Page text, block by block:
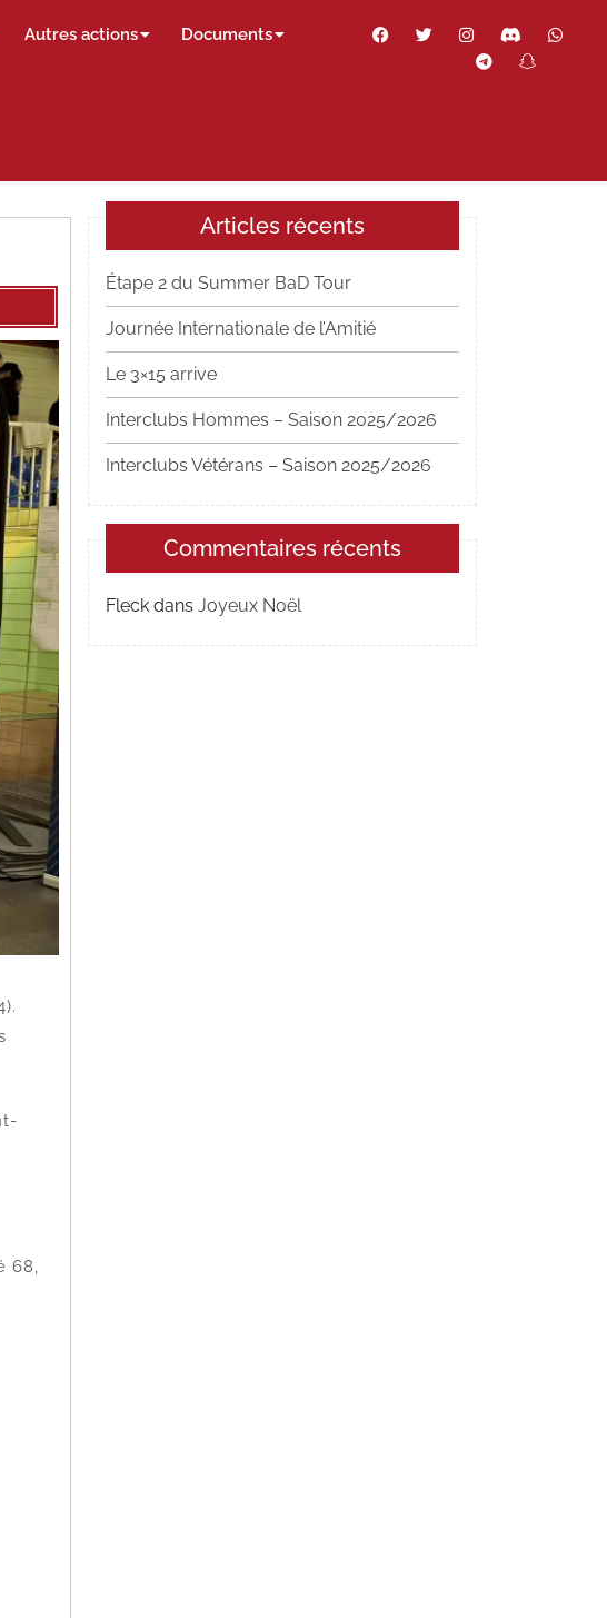
Autres actions Documents Facebook
Twitter InstagramDiscord
Telegram
68,
Articles récents
Étape 2 du Summer BaD Tour
Journée Internationale de l’Amitié
Le 3×15 arrive
Interclubs Hommes – Saison 2025/2026
Interclubs Vétérans – Saison 2025/2026
Commentaires récents
Fleck dans Joyeux Noël